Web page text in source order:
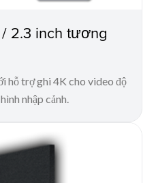
/ 2.3 inch tương
hỗ trợ ghi 4K cho video độ
nhập cảnh.